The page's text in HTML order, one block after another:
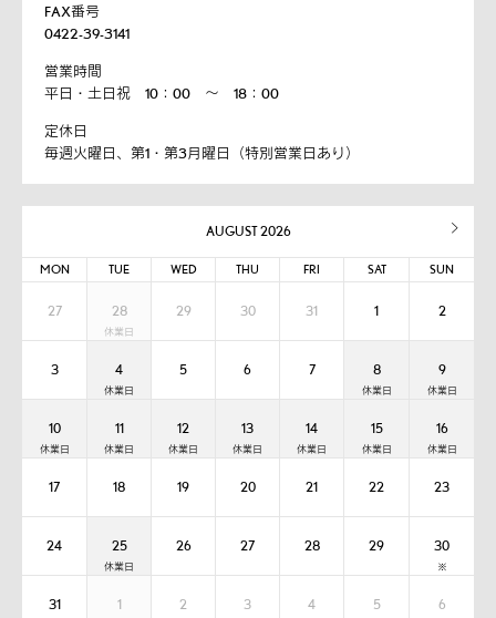
FAX番号
0422-39-3141
営業時間
平日・土日祝 10：00 ～ 18：00
定休日
毎週火曜日、第1・第3月曜日（特別営業日あり）
AUGUST 2026
MON TUE WED THU FRI SAT SUN
27 28 29 30 31 1 2
3 4 5 6 7 8 9
10 11 12 13 14 15 16
17 18 19 20 21 22 23
24 25 26 27 28 29 30
31 1 2 3 4 5 6